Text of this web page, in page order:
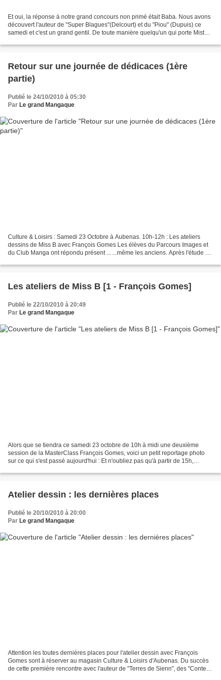
Et oui, la réponse à notre grand concours non primé était Baba. Nous avons
découvert l'auteur de "Super Blagues"(Delcourt) et du "Piou" (Dupuis) ce
samedi et c'est un grand gentil. De toute manière quelqu'un qui porte Mister
Retour sur une journée de dédicaces (1ère
partie)
Publié le 24/10/2010 à 05:30
Par Le grand Mangaque
Culture & Loisirs : Samedi 23 Octobre à Aubenas. 10h-12h : Les ateliers
dessins de Miss B avec François Gomes Les élèves du Parcours Images et
du Club Manga ont répondu présent ... ...même les anciens. Après l'étude de
Les ateliers de Miss B [1 - François Gomes]
Publié le 22/10/2010 à 20:49
Par Le grand Mangaque
Alors que se tiendra ce samedi 23 octobre de 10h à midi une deuxième
session de la MasterClass François Gomes, voici un petit reportage photo
sur ce qui s'est passé aujourd'hui : Et n'oubliez pas qu'à partir de 15h,
Atelier dessin : les dernières places
Publié le 20/10/2010 à 20:00
Par Le grand Mangaque
Attention les toutes dernières places pour l'atelier dessin avec François
Gomes sont à réserver au magasin Culture & Loisirs d'Aubenas. Du succès
de cette première rencontre avec l'auteur de "Terres de Sienn", des "Contes